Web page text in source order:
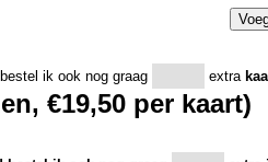
ik ook nog graag extra
€19,50 per kaart)